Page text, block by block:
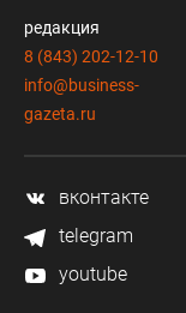
редакция
8 (843) 202-12-10
info@business-
gazeta.ru
вконтакте
telegram
youtube